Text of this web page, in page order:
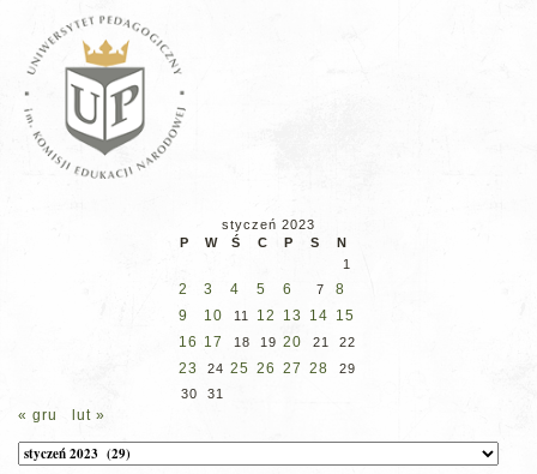
styczeń 2023
P
W Ś C P S
N
1
2 3 4 5 6 7
8
9
10 11 12 13 14 15
16 17 18 19 20 21 22
23 24 25 26 27 28
29
30
31
« gru lut »
Archiwum